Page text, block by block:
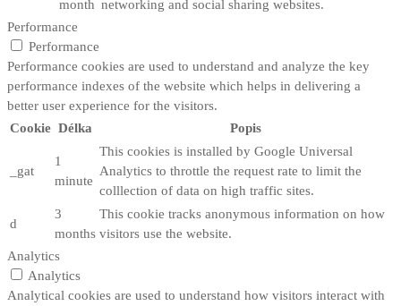
month networking and social sharing websites.
Performance
Performance
Performance cookies are used to understand and analyze the key
performance indexes of the website which helps in delivering a
better user experience for the visitors.
Cookie Délka Popis
_gat
1
minute
This cookies is installed by Google Universal
Analytics to throttle the request rate to limit the
colllection of data on high traffic sites.
d
3
months
This cookie tracks anonymous information on how
visitors use the website.
Analytics
Analytics
Analytical cookies are used to understand how visitors interact with